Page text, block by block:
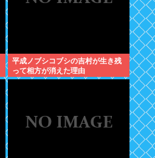
平成ノブシコブシの吉村が生き残
って相方が消えた理由